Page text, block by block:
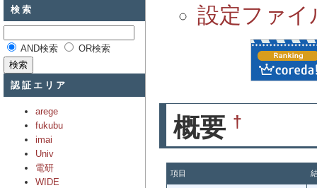
検索
AND検索 OR検索
認証エリア
arege
fukubu
imai
Univ
電研
WIDE
設定ファイ
概要 †
項目